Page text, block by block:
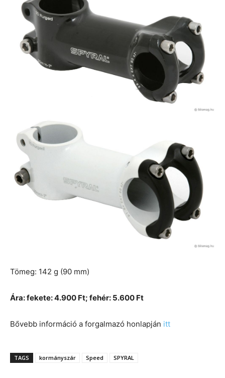
Tömeg: 142 g (90 mm)
Ára: fekete: 4.900 Ft; fehér: 5.600 Ft
Bővebb információ a forgalmazó honlapján itt
TAGS kormányszár Speed SPYRAL